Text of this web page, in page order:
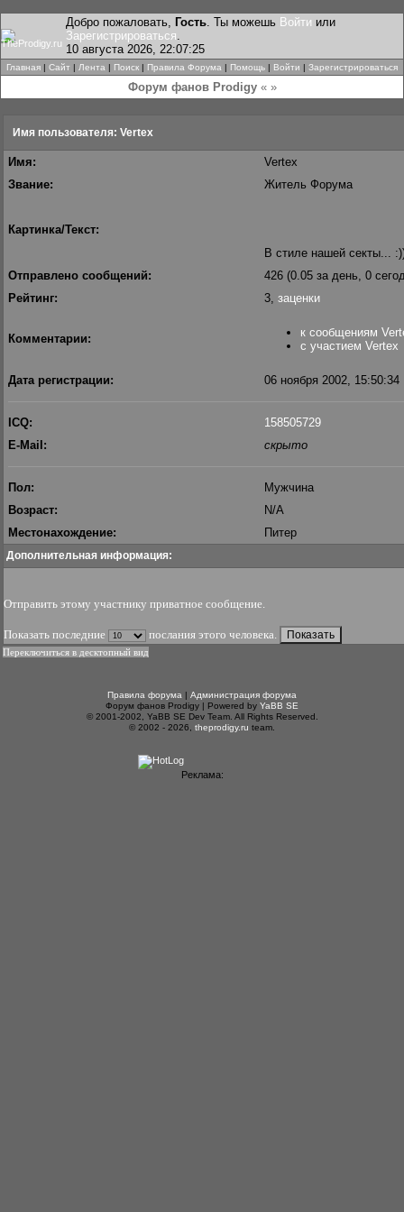
Добро пожаловать, Гость. Ты можешь Войти или
Зарегистрироваться.
10 августа 2026, 22:07:25
Главная | Сайт | Лента | Поиск | Правила Форума | Помощь | Войти | Зарегистрироваться
Форум фанов Prodigy« »
Имя пользователя: Vertex
Имя:
Vertex
Звание:
Житель Форума
Картинка/Текст:
В стиле нашей секты...
Отправлено сообщений:
426 (0.05 за день, 0
Рейтинг:
3, заценки
Комментарии:
к сообщениям
с участием Vertex
Дата регистрации: 06 ноября 2002, 15:50:34
ICQ:
158505729
E-Mail:
скрыто
Пол:
Мужчина
Возраст:
N/A
Местонахождение:
Питер
Дополнительная информация:
Отправить этому участнику приватное сообщение.
Показать последние послания этого человека.
Переключиться в десктопный вид
Правила форума | Администрация форума
Форум фанов Prodigy | Powered by YaBB SE
© 2001-2002, YaBB SE Dev Team. All Rights Reserved.
© 2002 - 2026, theprodigy.ru team.
Реклама: